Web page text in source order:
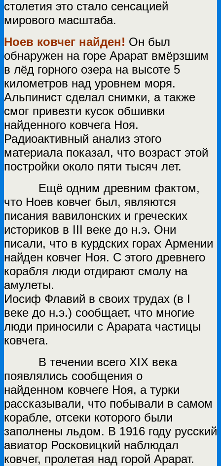
столетия это стало сенсацией
мирового масштаба.
Ноев ковчег найден! Он был
обнаружен на горе Арарат вмёрзшим
в лёд горного озера на высоте 5
километров над уровнем моря.
Альпинист сделал снимки, а также
смог привезти кусок обшивки
найденного ковчега Ноя.
Радиоактивный анализ этого
материала показал, что возраст этой
постройки около пяти тысяч лет.
Ещё одним древним фактом,
что Ноев ковчег был, являются
писания вавилонских и греческих
историков в III веке до н.э. Они
писали, что в курдских горах Армении
найден ковчег Ноя. С этого древнего
корабля люди отдирают смолу на
амулеты.
Иосиф Флавий в своих трудах (в I
веке до н.э.) сообщает, что многие
люди приносили с Арарата частицы
ковчега.
В течении всего XIX века
появлялись сообщения о
найденном ковчеге Ноя, а турки
рассказывали, что побывали в самом
корабле, отсеки которого были
заполнены льдом. В 1916 году русский
авиатор Росковицкий наблюдал
ковчег, пролетая над горой Арарат.